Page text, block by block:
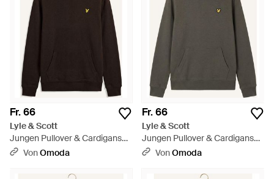
Fr. 66
Lyle & Scott
Jungen Pullover & Cardigans
Pullover Hoodie - Schwarz
VonOmoda
Fr. 66
Lyle & Scott
Jungen Pullover & Cardigans
Pullover Hoodie - Grau
VonOmoda